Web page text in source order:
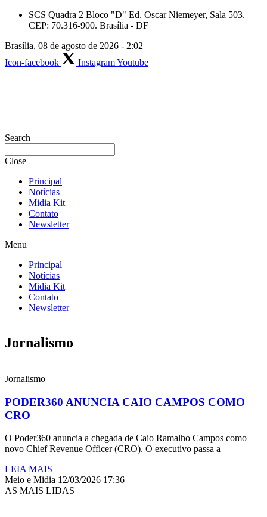
Skip
SCS Quadra 2 Bloco "D" Ed. Oscar Niemeyer, Sala 503.
CEP: 70.316-900. Brasília - DF
Brasília, 08 de agosto de 2026 - 2:02
Icon-facebook
InstagramYoutube
Search
Close
Principal
Notícias
Midia Kit
Contato
Newsletter
Menu
Principal
Notícias
Midia Kit
Contato
Newsletter
Jornalismo
Jornalismo
PODER360 ANUNCIA CAIO CAMPOS COMO
CRO
O Poder360 anuncia a chegada de Caio Ramalho Campos como
novo Chief Revenue Officer (CRO). O executivo passa a
LEIA MAIS
Meio e Midia 12/03/2026 17:36
AS MAIS LIDAS